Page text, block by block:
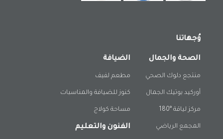
وُجهاتنا
الصحة والجمال
منتجع دلوك الصحي
أوركيد بوتيك الجمال
مركز لياقة °180
المجمع الرياضي
الضيافة
مطعم لفيف
كنوز للضيافة والمناسبات
مساحة كولاج
الفنون والتعليم